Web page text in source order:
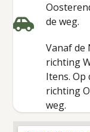
de weg.
Vanaf de
richting
Itens.
richting
weg.